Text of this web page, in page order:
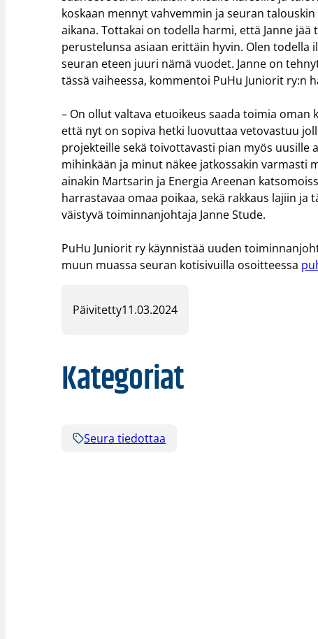
koskaan mennyt vahvemmin ja seuran
aikana. Tottakai on todella harmi, että Janne
perustelunsa asiaan erittäin hyvin. Olen
seuran eteen juuri nämä vuodet. Janne on
tässä vaiheessa, kommentoi PuHu Juniorit ry:n
– On ollut valtava etuoikeus saada toimia
että nyt on sopiva hetki luovuttaa vetovastuu
projekteille sekä toivottavasti pian myös uusille
mihinkään ja minut näkee jatkossakin varmasti
ainakin Martsarin ja Energia Areenan
harrastavaa omaa poikaa, sekä rakkaus lajiin
väistyvä toiminnanjohtaja Janne Stude.
PuHu Juniorit ry käynnistää uuden
muun muassa seuran kotisivuilla osoitteessa
Päivitetty11.03.2024
Kategoriat
Seura tiedottaa